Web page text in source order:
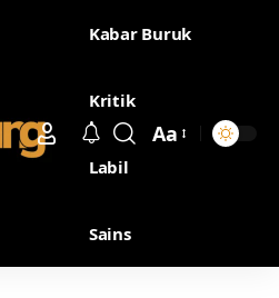
Kabar Buruk
Kritik
Labil
Sains
Aa